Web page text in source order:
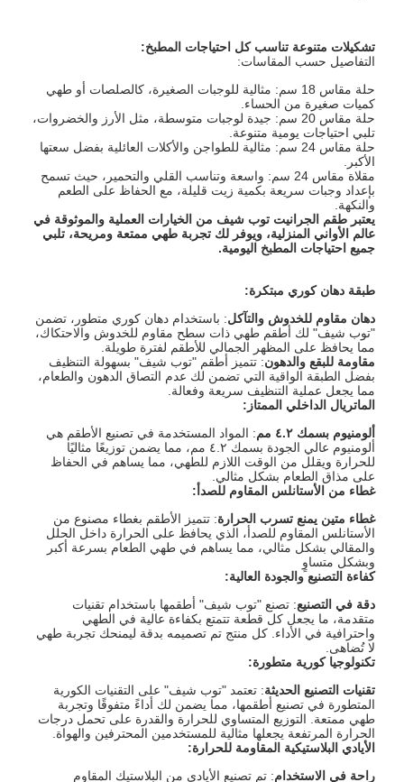
تشكيلات متنوعة تناسب كل احتياجات المطبخ:
التفاصيل حسب المقاسات:
حلة مقاس 18 سم: مثالية للوجبات الصغيرة، كالصلصات أو طهي
كميات صغيرة من الحساء.
حلة مقاس 20 سم: جيدة لوجبات متوسطة، مثل الأرز والخضروات،
تلبي احتياجات يومية متنوعة.
حلة مقاس 24 سم: مثالية للطواجن والأكلات العائلية بفضل سعتها
الأكبر.
مقلاة مقاس 24 سم: واسعة وتناسب القلي والتحمير، حيث تسمح
بإعداد وجبات سريعة بكمية زيت قليلة، مع الحفاظ على الطعم
والنكهة.
يعتبر طقم الجرانيت توب شيف من الخيارات العملية والموثوقة في
عالم الأواني المنزلية، ويوفر لك تجربة طهي ممتعة ومريحة، تلبي
جميع احتياجات المطبخ اليومية.
طبقة دهان كوري مبتكرة:
دهان مقاوم للخدوش والتآكل: باستخدام دهان كوري متطور، تضمن
"توب شيف" لك أطقم طهي ذات سطح مقاوم للخدوش والاحتكاك،
مما يحافظ على المظهر الجمالي للأطقم لفترة طويلة.
مقاومة للبقع والدهون: تتميز أطقم "توب شيف" بسهولة التنظيف
بفضل الطبقة الواقية التي تضمن لك عدم التصاق الدهون والطعام،
مما يجعل عملية التنظيف سريعة وفعالة.
الماتريال الداخلي الممتاز :
ألومنيوم بسمك ٤.٢ مم
: المواد المستخدمة في تصنيع الأطقم هي
ألومنيوم عالي الجودة بسمك ٤.٢ مم، مما يضمن توزيعًا مثاليًا
للحرارة ويقلل من الوقت اللازم للطهي، مما يساهم في الحفاظ
على مذاق الطعام بشكل مثالي.
غطاء من الأستانلس المقاوم للصدأ :
غطاء متين يمنع تسرب الحرارة: تتميز الأطقم بغطاء مصنوع من
الأستانلس المقاوم للصدأ، الذي يحافظ على الحرارة داخل الحلل
والمقالي بشكل مثالي، مما يساهم في طهي الطعام بسرعة أكبر
وبشكل متساوٍ
كفاءة التصنيع والجودة العالية:
دقة في التصنيع: تصنع "توب شيف" أطقمها باستخدام تقنيات
متقدمة، ما يجعل كل قطعة تتمتع بكفاءة عالية في الطهي
واحترافية في الأداء. كل منتج تم تصميمه بدقة ليمنحك تجربة طهي
لا تُضاهى.
تكنولوجيا كورية متطورة:
تقنيات التصنيع الحديثة: تعتمد "توب شيف" على التقنيات الكورية
المتطورة في تصنيع أطقمها، مما يضمن لك أداءً متفوقًا وتجربة
طهي ممتعة. التوزيع المتساوي للحرارة والقدرة على تحمل درجات
الحرارة المرتفعة يجعلها مثالية للمستخدمين المحترفين والهواة.
الأيادي البلاستيكية المقاومة للحرارة:
راحة في الاستخدام: تم تصنيع الأيادي من البلاستيك المقاوم